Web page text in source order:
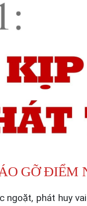
GỠ ĐIỂM
phát huy